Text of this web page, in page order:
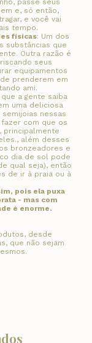
passe seus
e, só então,
e você vai
tempo.
físicas: Um dos
substâncias que
Outra razão é
seus
equipamentos
prenderem em
ami.
que a gente saiba
uma deliciosa
nessas
com que os
principalmente
além desses
bronzeadores e
dia de sol pode
qual seja), então
de ir à praia ou à
pois ela puxa
- mas com
é enorme.
desde
que não sejam